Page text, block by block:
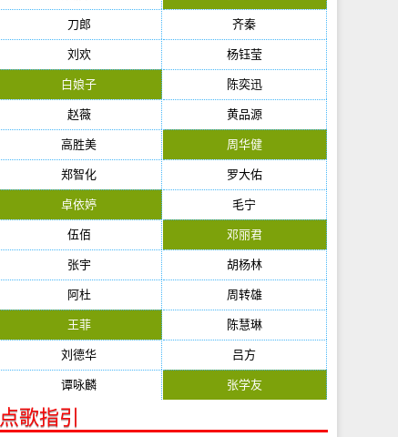
刀郎 齐秦
刘欢 杨钰莹
白娘子 陈奕迅
赵薇 黄品源
高胜美 周华健
郑智化 罗大佑
卓依婷 毛宁
伍佰 邓丽君
张宇 胡杨林
阿杜 周转雄
王菲 陈慧琳
刘德华 吕方
谭咏麟 张学友
点歌指引